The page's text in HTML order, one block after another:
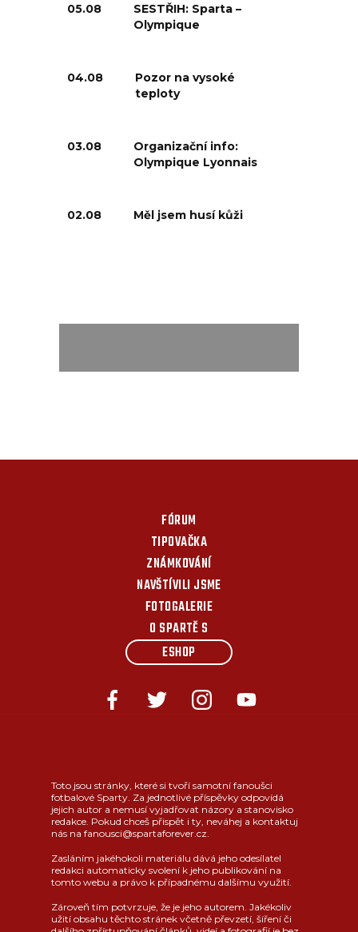
05.08
SESTŘIH: Sparta –
Olympique
04.08
Pozor na vysoké
teploty
03.08
Organizační info:
Olympique Lyonnais
02.08 Měl jsem husí kůži
FÓRUM
TIPOVAČKA
ZNÁMKOVÁNÍ
NAVŠTÍVILI JSME
FOTOGALERIE
O SPARTĚ S
ESHOP
Toto jsou stránky, které si tvoří samotní fanoušci
fotbalové Sparty. Za jednotlivé příspěvky odpovídá
jejich autor a nemusí vyjadřovat názory a stanovisko
redakce. Pokud chceš přispět i ty, neváhej a kontaktuj
nás na fanousci@spartaforever.cz.
Zasláním jakéhokoli materiálu dává jeho odesílatel
redakci automaticky svolení k jeho publikování na
tomto webu a právo k případnému dalšímu využití.
Zároveň tím potvrzuje, že je jeho autorem. Jakékoliv
užití obsahu těchto stránek včetně převzetí, šíření či